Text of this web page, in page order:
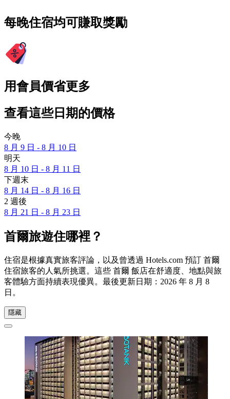
每晚住宿均可賺取獎勵
用會員價省更多
查看這些日期的價格
今晚
8 月 9 日 - 8 月 10 日
明天
8 月 10 日 - 8 月 11 日
下週末
8 月 14 日 - 8 月 16 日
2 週後
8 月 21 日 - 8 月 23 日
首爾旅遊住哪裡？
住宿是根據真實旅客評論，以及曾透過 Hotels.com 預訂 首爾
住宿旅客的人氣所挑選。這些 首爾 飯店在舒適度、地點與旅
客體驗方面持續表現優異。最後更新日期： 2026 年 8 月 8
日 。
隱藏